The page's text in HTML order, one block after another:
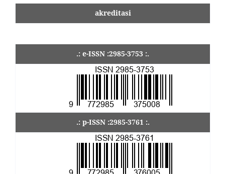
akreditasi
.: e-ISSN :2985-3753 :.
.: p-ISSN :2985-3761 :.